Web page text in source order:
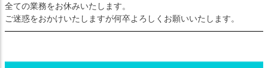
全ての業務をお休みいたします。
ご迷惑をおかけいたしますが何卒よろしくお願いいたします。